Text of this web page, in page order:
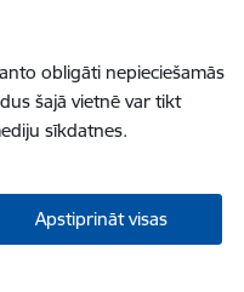
obligāti nepieciešamās
šajā vietnē var tikt
sīkdatnes.
Apstiprināt visas